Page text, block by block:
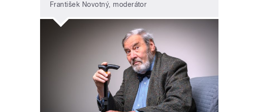
František Novotný, moderátor